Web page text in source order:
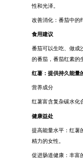
性和光泽。
改善消化：番茄中的
食用建议
番茄可以生吃、做成
的番茄，番茄红素的
红薯：提供持久能量
营养成分
红薯富含复杂碳水化
健康益处
提高能量水平：红薯
精力的女性。
促进肠道健康：丰富